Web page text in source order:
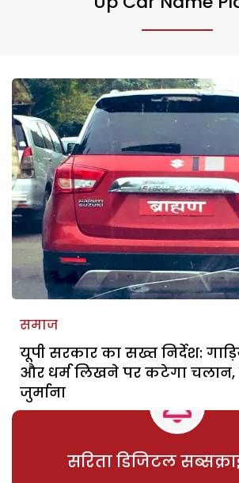
समाज
यूपी सरकार का सख्त निर्देश:
और धर्म लिखने पर कटेगा चलान,
जुर्माना
सरिता डिजिटल